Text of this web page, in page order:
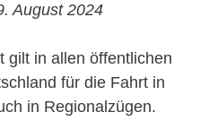
August 2024
gilt in allen öffentlichen
für die Fahrt in
in Regionalzügen.